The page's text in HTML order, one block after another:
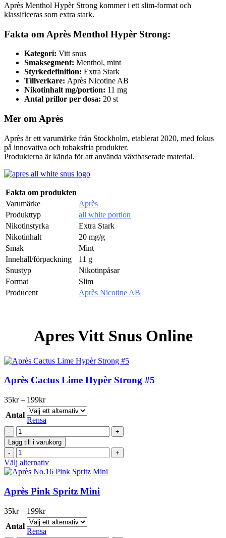
Après Menthol Hypèr Strong kommer i ett slim-format och
klassificeras som extra stark.
Fakta om Après Menthol Hypèr Strong:
Kategori: Vitt snus
Smaksegment: Menthol, mint
Styrkedefinition: Extra Stark
Tillverkare: Après Nicotine AB
Nikotinhalt mg/portion: 11 mg
Antal prillor per dosa: 20 st
Mer om Après
Après är ett varumärke från Stockholm, etablerat 2020, med fokus
på innovativa och tobaksfria produkter.
Produkterna är kända för att använda växtbaserade material.
Fakta om produkten
Varumärke
Après
Produkttyp
all white portion
Nikotinstyrka
Extra Stark
Nikotinhalt
20 mg/g
Smak
Mint
Innehåll/förpackning
11 g
Snustyp
Nikotinpåsar
Format
Slim
Producent
Après Nicotine AB
Apres Vitt Snus Online
Après Cactus Lime Hypèr Strong #5
35kr – 199krPrisintervall:
35kr
till
199kr
Antal
Rensa
Après
Cactus
Lime
Hypèr
Strong
#5
Lägg till i varukorg
Après
Cactus
Lime
Hypèr
Strong
#5
Välj alternativDen
här
har
flera
De
olika
Après Pink Spritz Mini
35kr – 199krPrisintervall:
35kr
till
Antal
Rensa